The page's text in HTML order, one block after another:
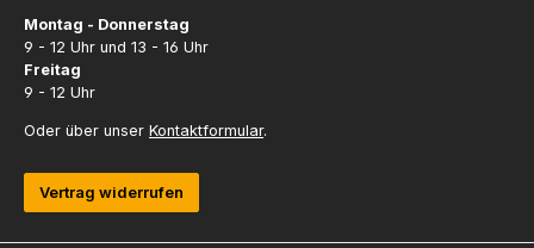
Montag - Donnerstag
9 - 12 Uhr und 13 - 16 Uhr
Freitag
9 - 12 Uhr
Oder über unser Kontaktformular.
Vertrag widerrufen